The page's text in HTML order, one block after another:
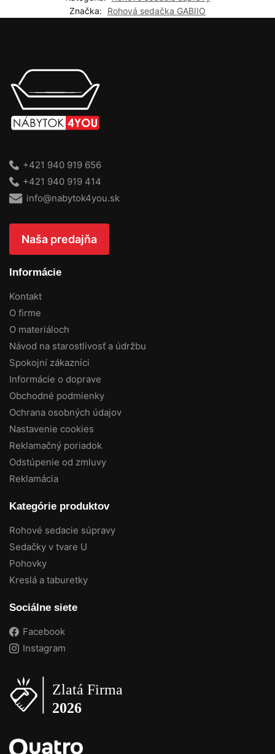
Značka:
Rohová sedačka GABIIO
+421 940 919 656
+421 940 919 414
info@nabytok4you.sk
Naša predajňa
Informácie
Kontakt
O firme
O materiáloch
Návod na starostlivosť a údržbu
Spokojní zákazníci
Informácie o doprave
Obchodné podmienky
Ochrana osobných údajov
Nastavenie cookies
Reklamačný poriadok
Odstúpenie od zmluvy
Reklamácia
Kategórie produktov
Rohové sedacie súpravy
Sedačky v tvare U
Pohovky
Kreslá a taburetky
Sociálne siete
Facebook
Instagram